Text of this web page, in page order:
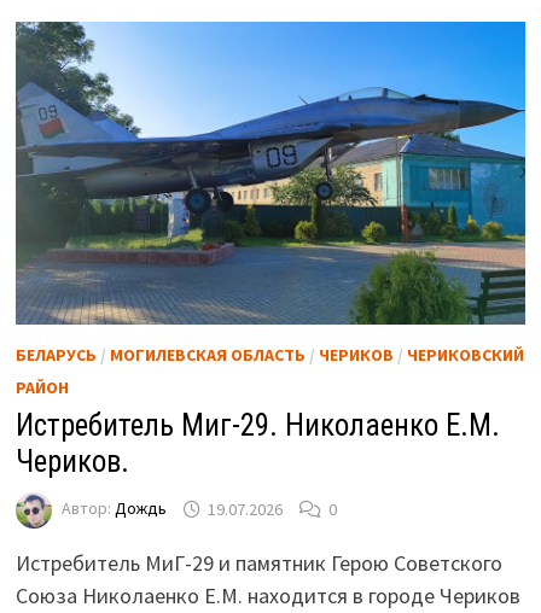
БЕЛАРУСЬ / МОГИЛЕВСКАЯ ОБЛАСТЬ / ЧЕРИКОВ / ЧЕРИКОВСКИЙ
РАЙОН
Истребитель Миг-29. Николаенко Е.М.
Чериков.
Автор: Дождь 19.07.2026 0
Истребитель МиГ-29 и памятник Герою Советского
Союза Николаенко Е.М. находится в городе Чериков